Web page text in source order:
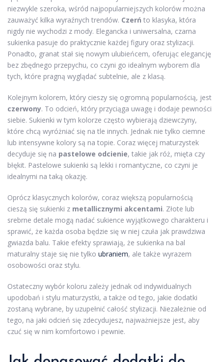
niezwykle szeroka, wśród najpopularniejszych kolorów można
zauważyć kilka wyraźnych trendów. Czerń to klasyka, która
nigdy nie wychodzi z mody. Elegancka i uniwersalna, czarna
sukienka pasuje do praktycznie każdej figury oraz stylizacji.
Ponadto, granat stał się nowym ulubieńcem, oferując elegancję
bez zbędnego przepychu, co czyni go idealnym wyborem dla
tych, które pragną wyglądać subtelnie, ale z klasą.
Kolejnym kolorem, który cieszy się ogromną popularnością, jest
czerwony. To odcień, który przyciąga uwagę i dodaje pewności
siebie. Sukienki w tym kolorze często wybierają dziewczyny,
które chcą wyróżniać się na tle innych. Jednak nie tylko ciemne
lub intensywne kolory są na topie. Coraz więcej maturzystek
decyduje się na pastelowe odcienie, takie jak róż, mięta czy
błękit. Pastelowe sukienki są lekki i romantyczne, co czyni je
idealnymi na taką okazję.
Oprócz klasycznych kolorów, coraz większą popularnością
cieszą się sukienki z metallicznymi akcentami. Złote lub
srebrne detale mogą nadać sukience wyjątkowego charakteru i
sprawić, że każda osoba będzie się w niej czuła jak prawdziwa
gwiazda balu. Takie efekty sprawiają, że sukienka na bal
maturalny staje się nie tylko ubraniem, ale także wyrazem
osobowości oraz stylu.
Ostateczny wybór koloru zależy jednak od indywidualnych
upodobań i stylu maturzystki, a także od tego, jakie dodatki
zostaną wybrane, by uzupełnić całość stylizacji. Niezależnie od
tego, na jaki odcień się zdecydujesz, najważniejsze jest, aby
czuć się w nim komfortowo i pewnie.